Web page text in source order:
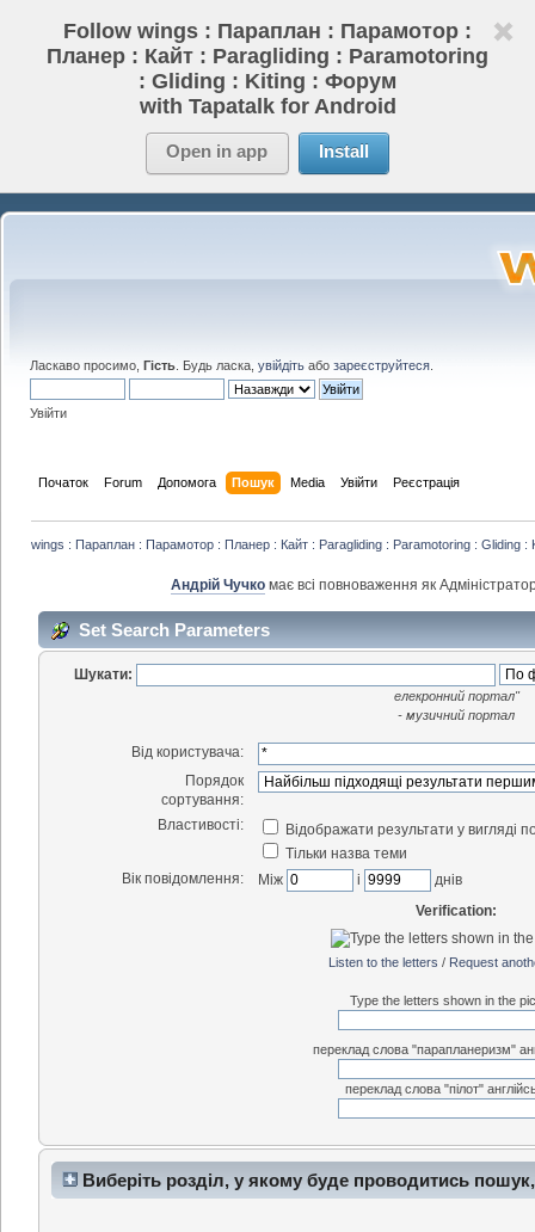
Follow wings : Параплан : Парамотор :
Планер : Кайт : Paragliding : Paramotoring
: Gliding : Kiting : Форум
with Tapatalk for Android
Open in app Install
Ласкаво просимо, Гість . Будь ласка, увійдіть або зареєструйтеся
Увійти
Початок Forum Допомога Пошук Media Увійти Реєстрація
wings : Параплан : Парамотор : Планер : Кайт : Paragliding : Paramotoring : Gliding :
Андрій Чучко має всі повноваження як
Set Search Parameters
Шукати:
елекронний портал"
- музичний портал
Від користувача:
Порядок
сортування:
Властивості:
Відображати результати у вигляді
Тільки назва теми
Вік повідомлення:
Між і
днів
Verification:
Listen to the letters / Request
Type the letters shown in the
переклад слова "парапланеризм"
переклад слова "пілот"
Виберіть розділ, у якому буде проводитись